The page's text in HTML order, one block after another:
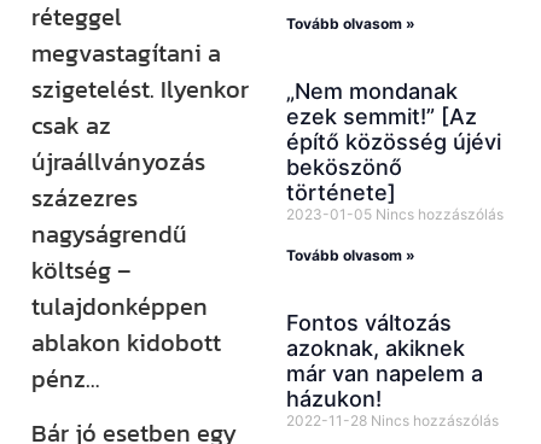
réteggel
megvastagítani a
szigetelést. Ilyenkor
csak az
újraállványozás
százezres
nagyságrendű
költség –
tulajdonképpen
ablakon kidobott
pénz…
Bár jó esetben egy
Tovább olvasom »
„Nem mondanak
ezek semmit!” [Az
építő közösség újévi
beköszönő
története]
2023-01-05 Nincs hozzászólás
Tovább olvasom »
Fontos változás
azoknak, akiknek
már van napelem a
házukon!
2022-11-28 Nincs hozzászólás